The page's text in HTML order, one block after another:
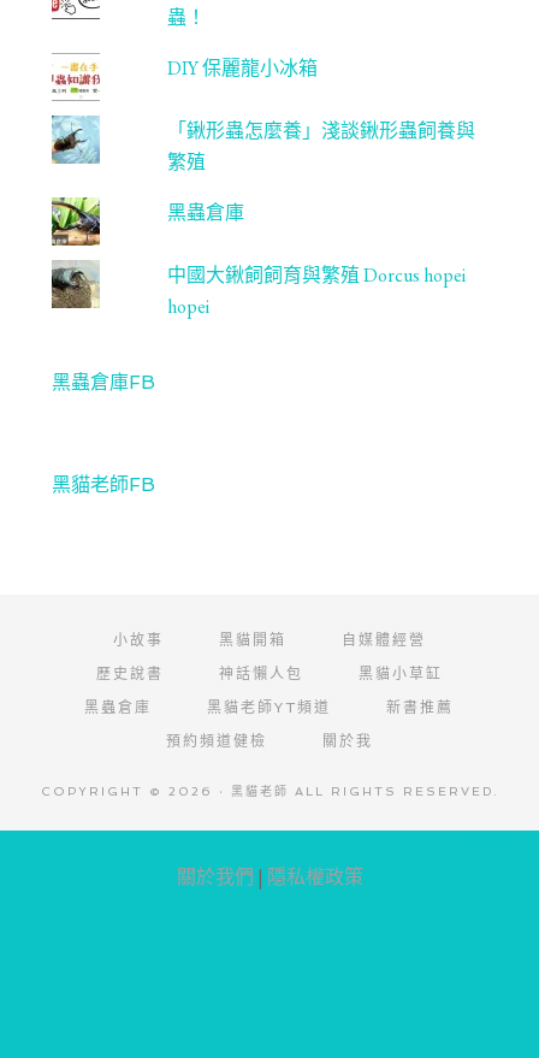
蟲！
DIY 保麗龍小冰箱
「鍬形蟲怎麼養」淺談鍬形蟲飼養與
繁殖
黑蟲倉庫
中國大鍬飼飼育與繁殖 Dorcus hopei
hopei
黑蟲倉庫FB
黑貓老師FB
小故事 黑貓開箱
自媒體經營
歷史說書
神話懶人包
黑貓小草缸
黑蟲倉庫
黑貓老師YT頻道
新書推薦
預約頻道健檢
關於我
COPYRIGHT © 2026 · 黑貓老師 ALL RIGHTS RESERVED.
關於我們 | 隱私權政策